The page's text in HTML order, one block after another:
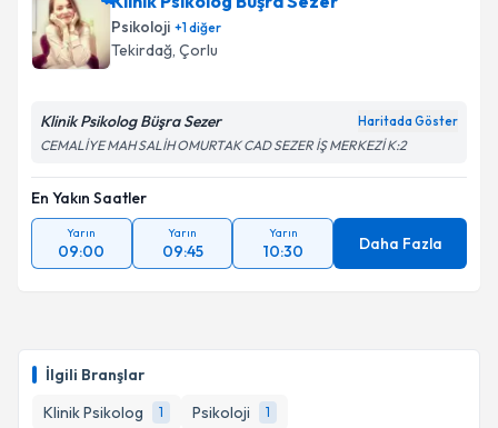
İlgili Branşlar
Klinik Psikolog
1 Psikoloji 1
Psikoloji +1diğer
Tekirdağ, Çorlu
Klinik Psikolog Büşra Sezer Haritada Göster
CEMALİYE MAH SALİH OMURTAK CAD SEZER İŞ MERKEZİ K:2
En Yakın Saatler
Yarın
09:00
Yarın
09:45
Yarın
10:30 Daha Fazla